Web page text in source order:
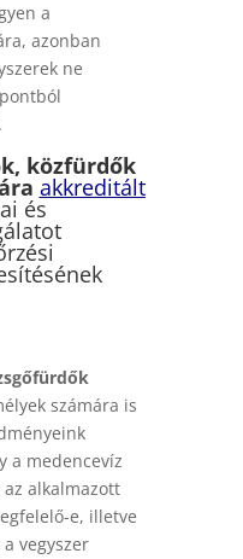
a
azonban
ne
közfürdők
akkreditált
és
számára is
a medencevíz
alkalmazott
e, illetve
vegyszer